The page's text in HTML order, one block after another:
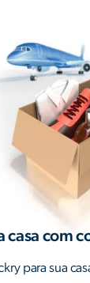
casa com
para sua